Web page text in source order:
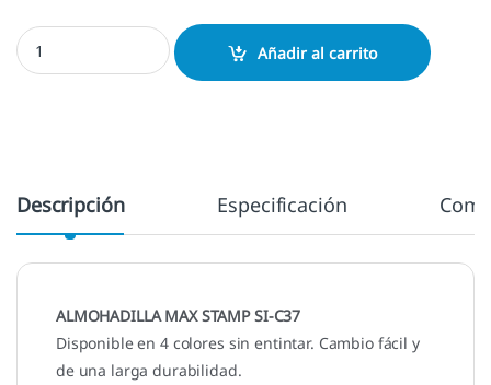
Almohadilla Max Stamp Si-c37 cantidad
Añadir al carrito
Descripción Especificación
ALMOHADILLA MAX STAMP SI-C37
Disponible en 4 colores sin entintar. Cambio fácil y
de una larga durabilidad.